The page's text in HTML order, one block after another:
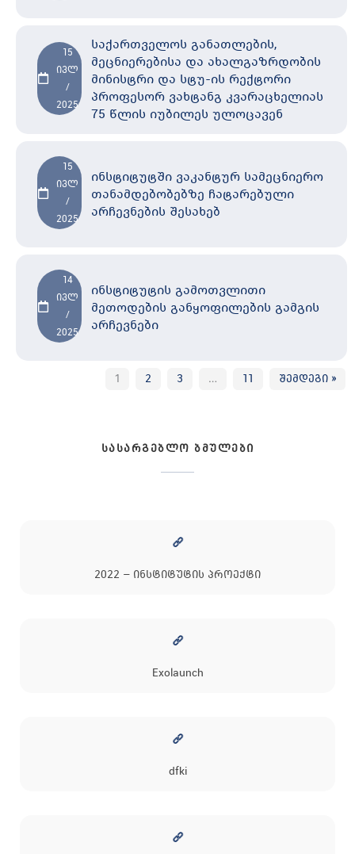
15
ივლ
/
2025
საქართველოს განათლების,
მეცნიერებისა და ახალგაზრდობის
მინისტრი და სტუ-ის რექტორი
პროფესორ ვახტანგ კვარაცხელიას
75 წლის იუბილეს ულოცავენ
15
ივლ
/
2025
ინსტიტუტში ვაკანტურ სამეცნიერო
თანამდებობებზე ჩატარებული
არჩევნების შესახებ
14
ივლ
/
2025
ინსტიტუტის გამოთვლითი
მეთოდების განყოფილების გამგის
არჩევნები
1 2 3 … 11 შემდეგი »
სასარგებლო ბმულები
2022 – ინსტიტუტის პროექტი
Exolaunch
dfki